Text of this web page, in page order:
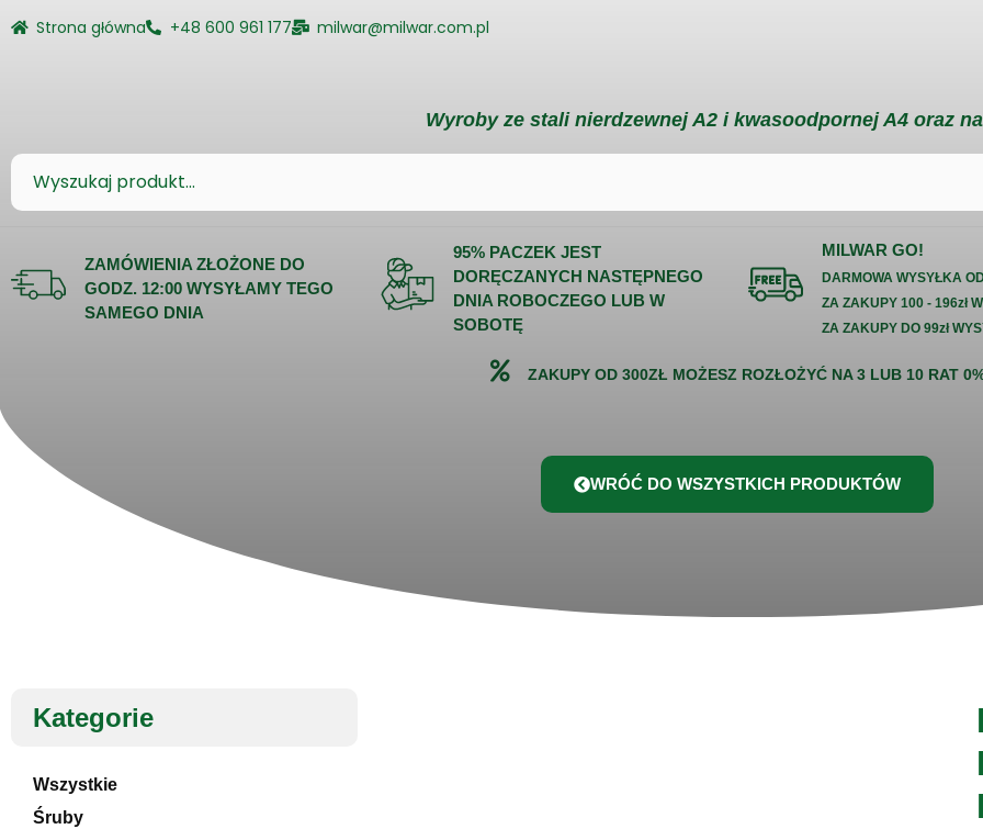
Strona główna +48 600 961 177 milwar@milwar.com.pl
Wyroby ze stali nierdzewnej A2 i kwasoodpornej A4 oraz
ZAMÓWIENIA ZŁOŻONE DO
GODZ. 12:00 WYSYŁAMY TEGO
SAMEGO DNIA
95% PACZEK JEST
DORĘCZANYCH NASTĘPNEGO
DNIA ROBOCZEGO LUB W
SOBOTĘ
MILWAR GO!
DARMOWA WYSYŁKA
ZA ZAKUPY 100 - 196zł
ZA ZAKUPY DO 99zł
ZAKUPY OD 300ZŁ MOŻESZ ROZŁOŻYĆ NA 3 LUB 10 RAT
WRÓĆ DO WSZYSTKICH PRODUKTÓW
Kategorie
Wszystkie
Śruby